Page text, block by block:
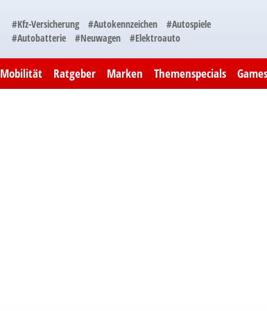
#Kfz-Versicherung #Autokennzeichen
#Autospiele
#Autobatterie
#Neuwagen #Elektroauto
Mobilität Ratgeber Marken Themenspecials Games